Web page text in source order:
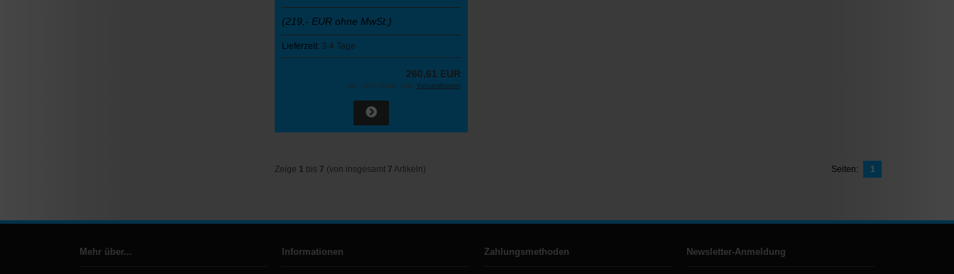
(219,- EUR ohne MwSt.)
Lieferzeit: 3-4 Tage
260,61 EUR
inkl. 19 % MwSt. zzgl. Versandkosten
Zeige 1 bis 7 (von insgesamt 7 Artikeln) Seiten: 1
Mehr über... Informationen Zahlungsmethoden Newsletter-Anmeldung